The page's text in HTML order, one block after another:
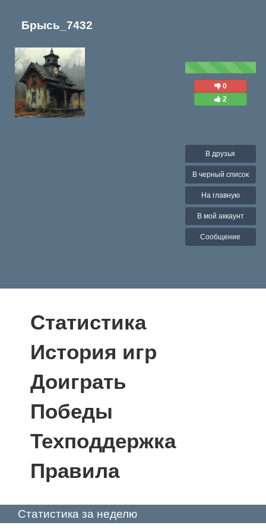
Брысь_7432
0
2
В друзья
В черный список
На главную
В мой аккаунт
Сообщение
Статистика
История игр
Доиграть
Победы
Техподдержка
Правила
Статистика за неделю